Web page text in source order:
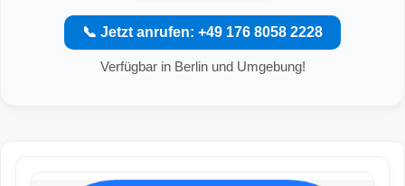
📞 Jetzt anrufen: +49 176 8058 2228
Verfügbar in Berlin und Umgebung!